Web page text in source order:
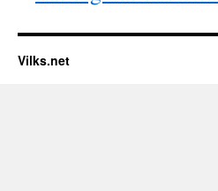
Vilks.net